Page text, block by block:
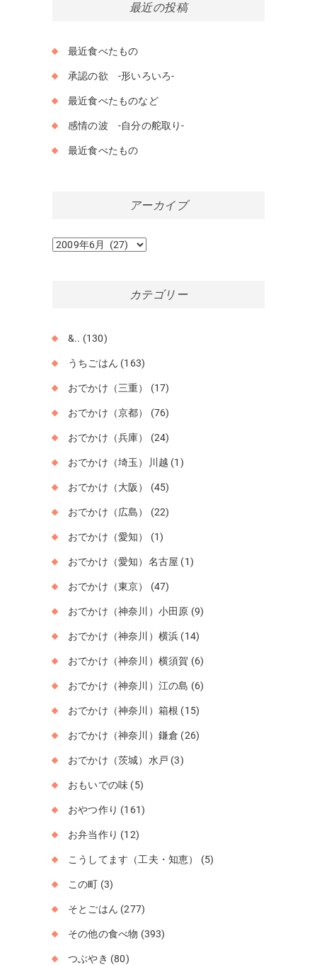
最近の投稿
最近食べたもの
承認の欲 -形いろいろ-
最近食べたものなど
感情の波 -自分の舵取り-
最近食べたもの
アーカイブ
ア
カテゴリー
&.. (130)
うちごはん (163)
おでかけ（三重） (17)
おでかけ（京都） (76)
おでかけ（兵庫） (24)
おでかけ（埼玉）川越 (1)
おでかけ（大阪） (45)
おでかけ（広島） (22)
おでかけ（愛知） (1)
おでかけ（愛知）名古屋 (1)
おでかけ（東京） (47)
おでかけ（神奈川）小田原 (9)
おでかけ（神奈川）横浜 (14)
おでかけ（神奈川）横須賀 (6)
おでかけ（神奈川）江の島 (6)
おでかけ（神奈川）箱根 (15)
おでかけ（神奈川）鎌倉 (26)
おでかけ（茨城）水戸 (3)
おもいでの味 (5)
おやつ作り (161)
お弁当作り (12)
こうしてます（工夫・知恵） (5)
この町 (3)
そとごはん (277)
その他の食べ物 (393)
つぶやき (80)